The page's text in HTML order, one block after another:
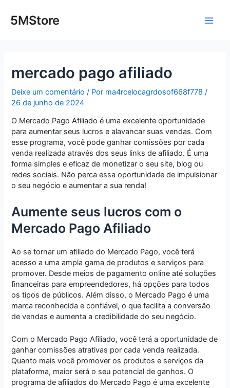
para5MStore
mercado pago afiliado
Deixe um comentário / Por ma4rcelocagrdosof668f778/
26 de junho de 2024
O Mercado Pago Afiliado é uma excelente oportunidade
para aumentar seus lucros e alavancar suas vendas. Com
esse programa, você pode ganhar comissões por cada
venda realizada através dos seus links de afiliado. É uma
forma simples e eficaz de monetizar o seu site, blog ou
redes sociais. Não perca essa oportunidade de impulsionar
o seu negócio e aumentar a sua renda!
Aumente seus lucros com o
Mercado Pago Afiliado
Ao se tornar um afiliado do Mercado Pago, você terá
acesso a uma ampla gama de produtos e serviços para
promover. Desde meios de pagamento online até soluções
financeiras para empreendedores, há opções para todos
os tipos de públicos. Além disso, o Mercado Pago é uma
marca reconhecida e confiável, o que facilita a conversão
de vendas e aumenta a credibilidade do seu negócio.
Com o Mercado Pago Afiliado, você terá a oportunidade de
ganhar comissões atrativas por cada venda realizada.
Quanto mais você promover os produtos e serviços da
plataforma, maior será o seu potencial de ganhos. O
programa de afiliados do Mercado Pago é uma excelente
navigation